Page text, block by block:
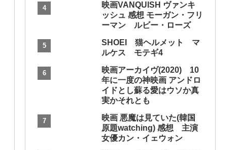
映画VANQUISH ヴァンキ
ッシュ 感想 モーガン・フリ
ーマン ルビー・ローズ
SHOEI 猫ヘルメット マ
ルケス モテギ4
映画アーカイヴ(2020) 10
年に一度の神映画 アンドロ
イドとし蘇る愛はウソか真
実かそれとも
映画 悪魔は見ていた(韓国
原題watching) 感想 主演
女優カン・イェウォン